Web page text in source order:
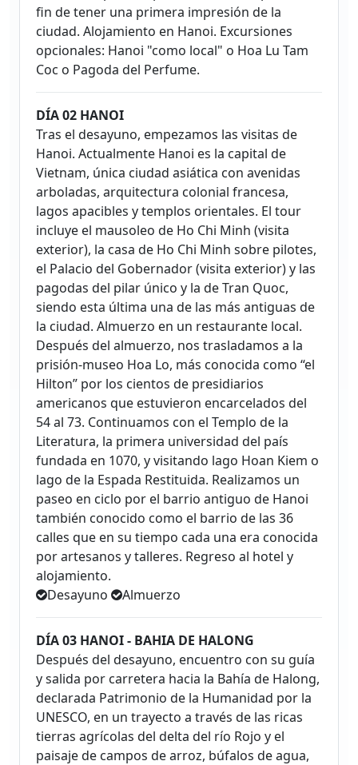
fin de tener una primera impresión de la
ciudad. Alojamiento en Hanoi. Excursiones
opcionales: Hanoi "como local" o Hoa Lu Tam
Coc o Pagoda del Perfume.
DÍA 02 HANOI
Tras el desayuno, empezamos las visitas de
Hanoi. Actualmente Hanoi es la capital de
Vietnam, única ciudad asiática con avenidas
arboladas, arquitectura colonial francesa,
lagos apacibles y templos orientales. El tour
incluye el mausoleo de Ho Chi Minh (visita
exterior), la casa de Ho Chi Minh sobre pilotes,
el Palacio del Gobernador (visita exterior) y las
pagodas del pilar único y la de Tran Quoc,
siendo esta última una de las más antiguas de
la ciudad. Almuerzo en un restaurante local.
Después del almuerzo, nos trasladamos a la
prisión-museo Hoa Lo, más conocida como “el
Hilton” por los cientos de presidiarios
americanos que estuvieron encarcelados del
54 al 73. Continuamos con el Templo de la
Literatura, la primera universidad del país
fundada en 1070, y visitando lago Hoan Kiem o
lago de la Espada Restituida. Realizamos un
paseo en ciclo por el barrio antiguo de Hanoi
también conocido como el barrio de las 36
calles que en su tiempo cada una era conocida
por artesanos y talleres. Regreso al hotel y
alojamiento.
Desayuno
Almuerzo
DÍA 03 HANOI - BAHIA DE HALONG
Después del desayuno, encuentro con su guía
y salida por carretera hacia la Bahía de Halong,
declarada Patrimonio de la Humanidad por la
UNESCO, en un trayecto a través de las ricas
tierras agrícolas del delta del río Rojo y el
paisaje de campos de arroz, búfalos de agua,